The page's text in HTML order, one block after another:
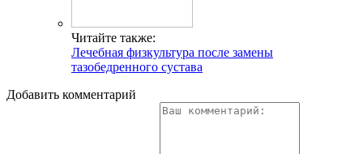
Читайте также:
Лечебная физкультура после замены
тазобедренного сустава
Добавить комментарий